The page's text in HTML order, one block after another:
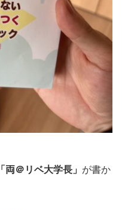
「両＠リベ大学長」 が書か